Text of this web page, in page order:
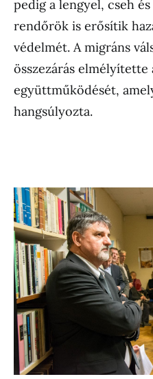
pedig a lengyel, cseh
rendőrök is erősítik
védelmét. A migráns
összezárás elmélyítette
együttműködését,
hangsúlyozta.